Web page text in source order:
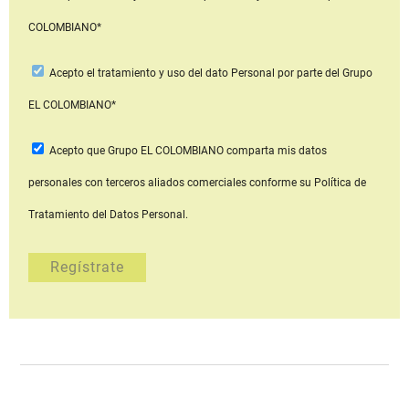
COLOMBIANO*
Acepto el tratamiento y uso del dato Personal por parte del Grupo
EL COLOMBIANO*
Acepto que Grupo EL COLOMBIANOcomparta mis datos
personales con terceros aliados comerciales conforme su Política de
Tratamiento del Datos Personal.